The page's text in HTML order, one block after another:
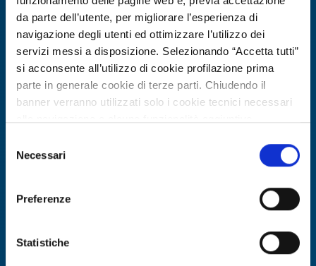
da parte dell’utente, per migliorare l’esperienza di
navigazione degli utenti ed ottimizzare l’utilizzo dei
servizi messi a disposizione. Selezionando “Accetta tutti”
si acconsente all’utilizzo di cookie profilazione prima
parte in generale cookie di terze parti. Chiudendo il
banner verranno utilizzati solo i cookie tecnici necessari
Per conoscere i dettagli, consulta la nostra cookie policy.
https://www.openinnovation.regione.lombardia.it/it/co
https://www.openinnovation.regione.lombardia.it/it/pr
delNecessari
Preferenze
Statistiche
Technology offer
digitalizzazione e sostenibilità nei
ID: TOTR20260624006